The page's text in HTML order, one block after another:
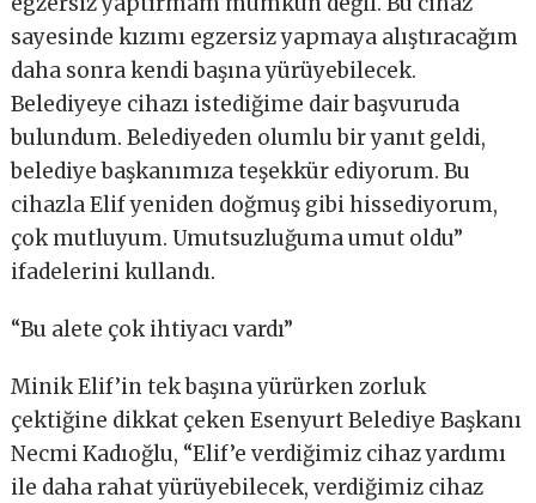
sayesinde kızımı egzersiz yapmaya alıştıracağım
daha sonra kendi başına yürüyebilecek.
Belediyeye cihazı istediğime dair başvuruda
bulundum. Belediyeden olumlu bir yanıt geldi,
belediye başkanımıza teşekkür ediyorum. Bu
cihazla Elif yeniden doğmuş gibi hissediyorum,
çok mutluyum. Umutsuzluğuma umut oldu”
ifadelerini kullandı.
“Bu alete çok ihtiyacı vardı”
Minik Elif’in tek başına yürürken zorluk
çektiğine dikkat çeken Esenyurt Belediye Başkanı
Necmi Kadıoğlu, “Elif’e verdiğimiz cihaz yardımı
ile daha rahat yürüyebilecek, verdiğimiz cihaz